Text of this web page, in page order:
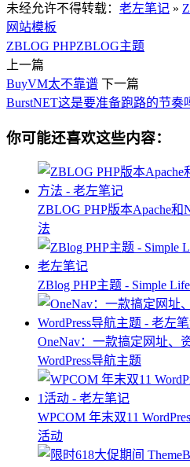
未经允许不得转载： 老左笔记 »
网站模板
ZBLOG PHPZBLOG主题
上一篇
BuyVM太不靠谱 下一篇
BurstNET这是要准备跑路的节奏
你可能还喜欢这些内容：
ZBLOG PHP版本Apache
法
ZBlog PHP主题 - Simple
OneNav：一款搞定网址、
WordPress导航主题
WPCOM 年末双11
活动